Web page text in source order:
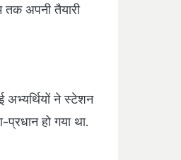
अपनी तैयारी
अभ्यर्थियों ने स्टेशन
प्रधान हो गया था.